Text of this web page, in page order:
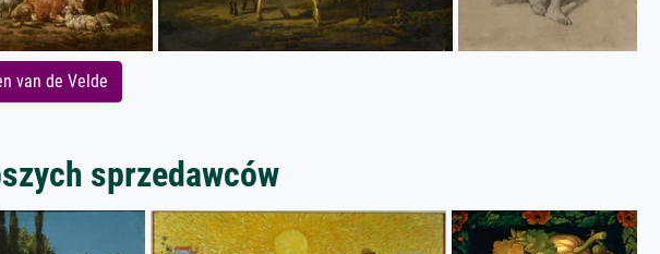
van de Velde
sprzedawców